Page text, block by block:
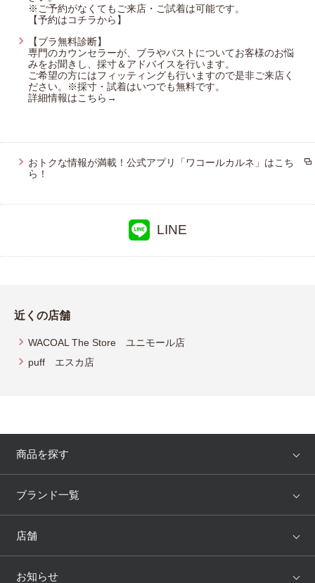
ワコールサイズオーダー
YOJOY
アツコマタノ
※ご予約がなくてもご来店・ご試着は可能です。
【予約はコチラから】
【ブラ無料診断】
専門のカウンセラーが、ブラやバストについてお客様のお悩
みをお聞きし、採寸＆アドバイスを行います。
ご希望の方にはフィッティングも行いますので是非ご来店く
ださい。※採寸・試着はいつでも無料です。
詳細情報はこちら→
おトクな情報が満載！公式アプリ「ワコールカルネ」はこち
ら！
LINE
近くの店舗
WACOAL The Store ユニモール店
puff エスカ店
商品を探す
アイテム
トピックス
ブランド一覧
WACOAL
店舗
店舗を探す
お知らせ